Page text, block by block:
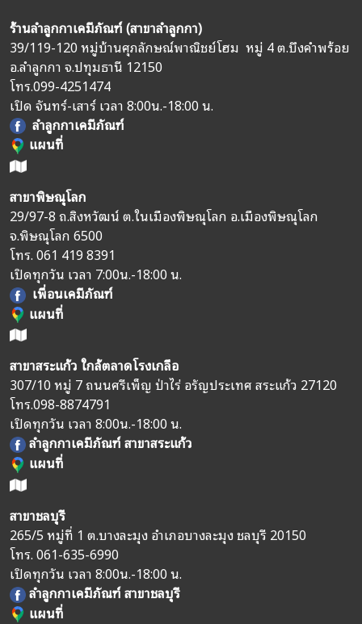
ร้านลำลูกกาเคมีภัณฑ์ (สาขาลำลูกกา)
39/119-120 หมู่บ้านศุภลักษณ์พาณิชย์โฮม หมู่ 4 ต.บึงคำพร้อย
อ.ลำลูกกา จ.ปทุมธานี 12150
โทร.099-4251474
เปิด จันทร์-เสาร์ เวลา 8:00น.-18:00 น.
ลำลูกกาเคมีภัณฑ์
แผนที่
สาขาพิษณุโลก
29/97-8 ถ.สิงหวัฒน์ ต.ในเมืองพิษณุโลก อ.เมืองพิษณุโลก
จ.พิษณุโลก 6500
โทร.061 419 8391
เปิดทุกวัน เวลา 7:00น.-18:00 น.
เพื่อนเคมีภัณฑ์
แผนที่
สาขาสระแก้ว ใกล้ตลาดโรงเกลือ
307/10 หมู่ 7 ถนนศรีเพ็ญ ป่าไร่ อรัญประเทศ สระแก้ว 27120
โทร.098-8874791
เปิดทุกวัน เวลา 8:00น.-18:00 น.
ลำลูกกาเคมีภัณฑ์ สาขาสระแก้ว
แผนที่
สาขาชลบุรี
265/5 หมู่ที่ 1 ต.บางละมุง อำเภอบางละมุง ชลบุรี 20150
โทร.061-635-6990
เปิดทุกวัน เวลา 8:00น.-18:00 น.
ลำลูกกาเคมีภัณฑ์ สาขาชลบุรี
แผนที่